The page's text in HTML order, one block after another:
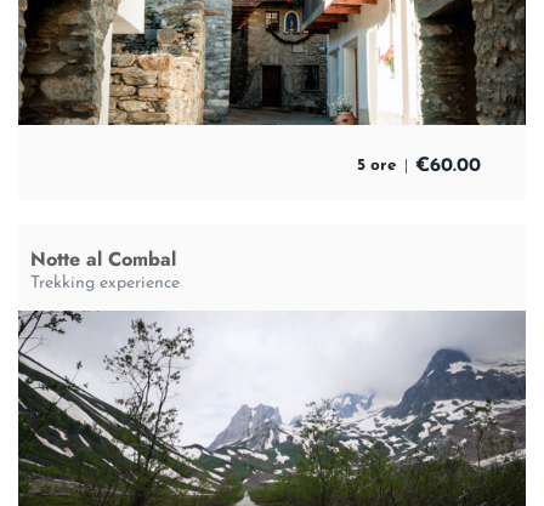
5 ore €60.00
Notte al Combal
Trekking experience